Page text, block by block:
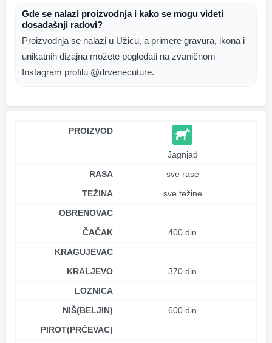
Gde se nalazi proizvodnja i kako se mogu videti
dosadašnji radovi?
Proizvodnja se nalazi u Užicu, a primere gravura, ikona i
unikatnih dizajna možete pogledati na zvaničnom
Instagram profilu @drvenecuture.
PROIZVOD
Jagnjad
RASA
sve rase
TEŽINA
sve težine
OBRENOVAC
ČAČAK
400 din
KRAGUJEVAC
KRALJEVO
370 din
LOZNICA
NIŠ(BELJIN)
600 din
PIROT(PRĆEVAC)